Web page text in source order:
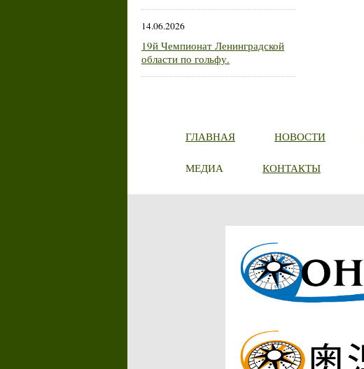
14.06.2026
19й Чемпионат Ленинградской
области по гольфу.
ГЛАВНАЯ НОВОСТИ
МЕДИА КОНТАКТЫ